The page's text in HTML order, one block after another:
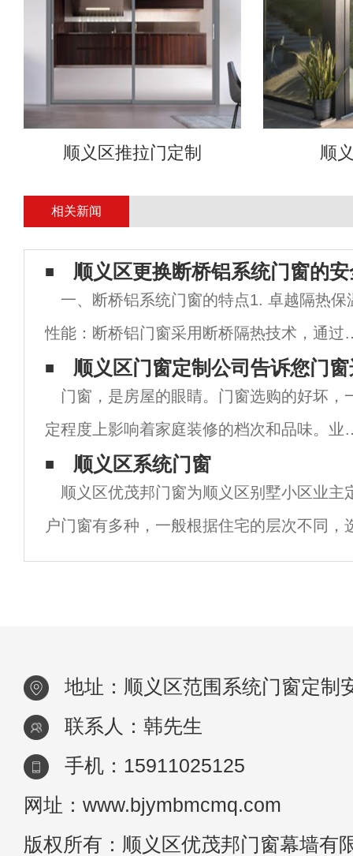
顺义区推拉门定制 顺
相关新闻
顺义区更换断桥铝系统门窗的
一、断桥铝系统门窗的特点1. 卓越隔热保
性能：断桥铝门窗采用断桥隔热技术，通过
型材中的隔热条有效阻断室内外热量传递，
大降低了能耗，提升了家居的保温效果，尤
适合寒冷或炎热地区使用。2. 高效隔音
顺义区门窗定制公司告诉您门
门窗，是房屋的眼睛。门窗选购的好坏，
定程度上影响着家庭装修的档次和品味。业
们在选购的时候，一定要多逛逛，多跑跑，
相比对，优中选优，这样方能觅到心仪的那
门窗。下面，顺义区门窗定制公司和大家讲
年度
顺义区系统门窗
顺义区优茂邦门窗为顺义区别墅小区业主
户门窗有多种，一般根据住宅的层次不同，
区别，在目前市面上，一般高端住宅安装的
地址：顺义区范围系统门窗定制
联系人：韩先生
手机：15911025125
网址：www.bjymbmcmq.com
版权所有：顺义区优茂邦门窗幕墙有